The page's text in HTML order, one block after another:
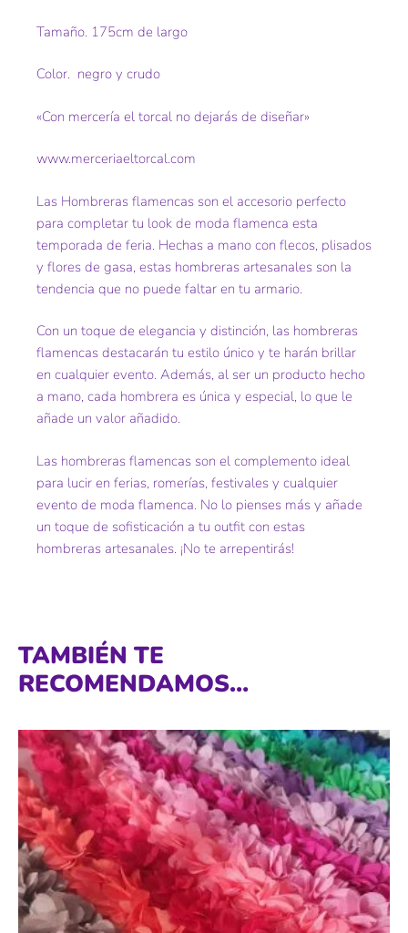
Tamaño. 175cm de largo
Color. negro y crudo
«Con mercería el torcal no dejarás de diseñar»
www.merceriaeltorcal.com
Las Hombreras flamencas son el accesorio perfecto
para completar tu look de moda flamenca esta
temporada de feria. Hechas a mano con flecos, plisados
y flores de gasa, estas hombreras artesanales son la
tendencia que no puede faltar en tu armario.
Con un toque de elegancia y distinción, las hombreras
flamencas destacarán tu estilo único y te harán brillar
en cualquier evento. Además, al ser un producto hecho
a mano, cada hombrera es única y especial, lo que le
añade un valor añadido.
Las hombreras flamencas son el complemento ideal
para lucir en ferias, romerías, festivales y cualquier
evento de moda flamenca. No lo pienses más y añade
un toque de sofisticación a tu outfit con estas
hombreras artesanales. ¡No te arrepentirás!
TAMBIÉN TE
RECOMENDAMOS…